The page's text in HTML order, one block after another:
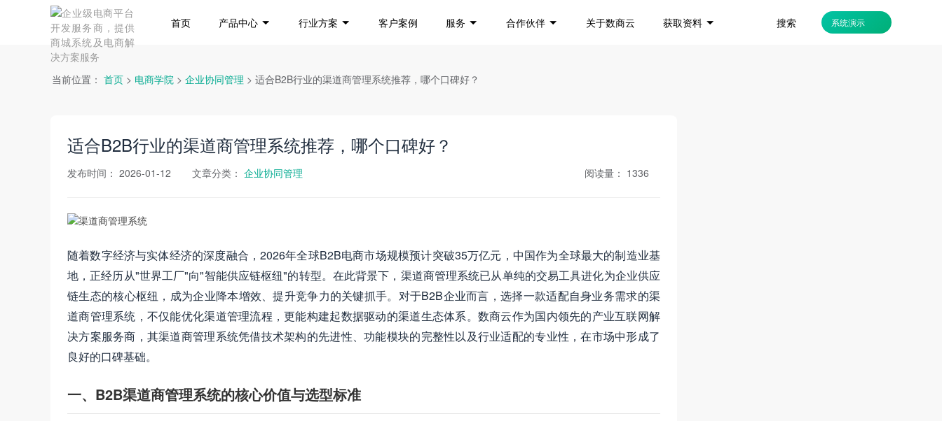
首页 产品中心 行业方案 客户案例 服务 合作伙伴 关于数商云 获取资料 搜索 系统演示
当前位置： 首页 > 电商学院 > 企业协同管理 > 适合B2B行业的渠道商管理系统推荐，哪个口碑好？
适合B2B行业的渠道商管理系统推荐，哪个口碑好？
发布时间： 2026-01-12 文章分类： 企业协同管理 阅读量： 1336
随着数字经济与实体经济的深度融合，2026年全球B2B电商市场规模预计突破35万亿元，中国作为全球最大的制造业基
地，正经历从"世界工厂"向"智能供应链枢纽"的转型。在此背景下，渠道商管理系统已从单纯的交易工具进化为企业供应
链生态的核心枢纽，成为企业降本增效、提升竞争力的关键抓手。对于B2B企业而言，选择一款适配自身业务需求的渠
道商管理系统，不仅能优化渠道管理流程，更能构建起数据驱动的渠道生态体系。数商云作为国内领先的产业互联网解
决方案服务商，其渠道商管理系统凭借技术架构的先进性、功能模块的完整性以及行业适配的专业性，在市场中形成了
良好的口碑基础。
一、B2B渠道商管理系统的核心价值与选型标准